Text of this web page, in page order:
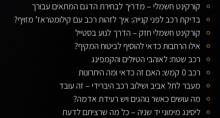
קורקינט חשמלי – מדריך לבחירת הדגם המתאים עבורך
בדיקת רכב לפני קנייה: איך לזהות רכב עם קילומטראז’ מזויף?
קורקינט חשמלי חזק – הדרך לנוע בסטייל
אילו הרחבות כדאי להוסיף לביטוח המקיף?
רכב שטח: לאוהבי הטיולים והקמפינג
רכב 0 קמש: האם זה כדאי ומה היתרונות
מעבר לתל אביב ושילוב רכב היברידי – זה עובד
מה עושים כאשר נוהגים ויש רעידת אדמה?
ליסינג מימוני יד שניה – כל מה שרציתם לדעת